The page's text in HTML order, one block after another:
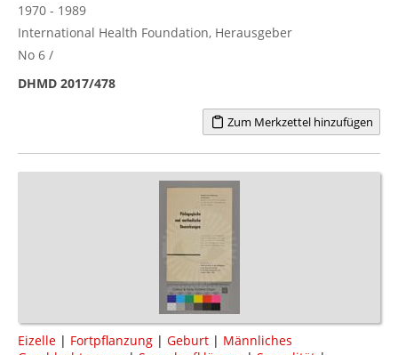
1970 - 1989
International Health Foundation, Herausgeber
No 6 /
DHMD 2017/478
Zum Merkzettel hinzufügen
Eizelle | Fortpflanzung | Geburt | Männliches